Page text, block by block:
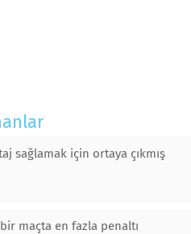
sağlamak için ortaya çıkmış
maçta en fazla penaltı